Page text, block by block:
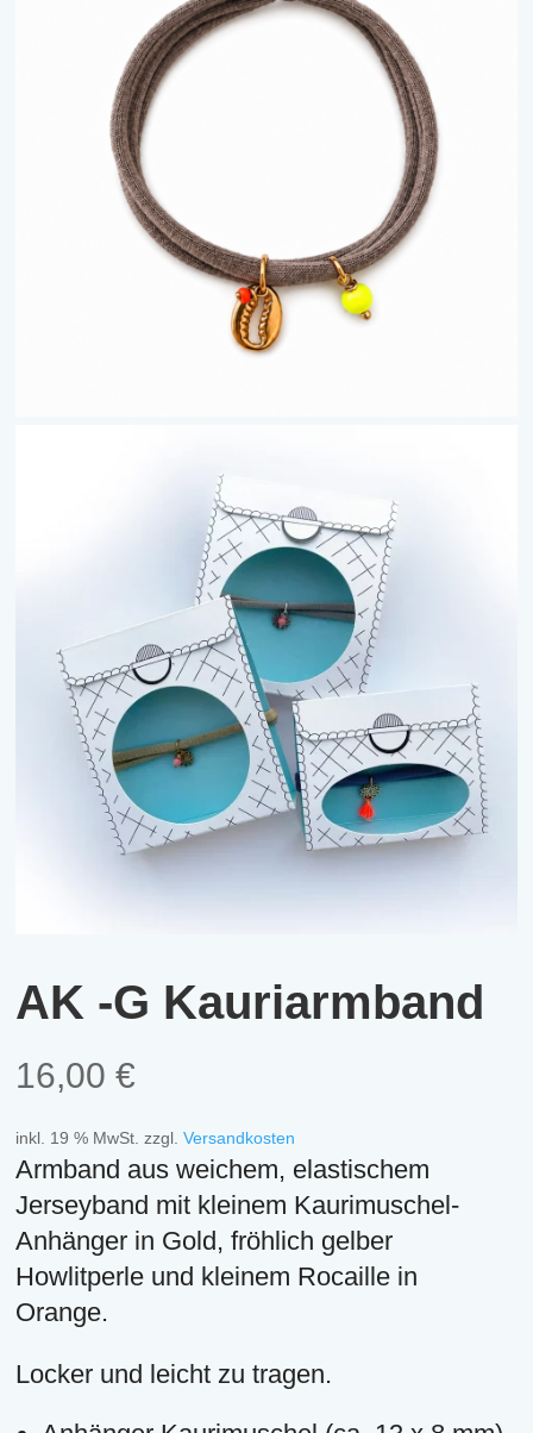
AK -G Kauriarmband
16,00€
inkl. 19 % MwSt. zzgl.Versandkosten
Armband aus weichem, elastischem
Jerseyband mit kleinem Kaurimuschel-
Anhänger in Gold, fröhlich gelber
Howlitperle und kleinem Rocaille in
Orange.
Locker und leicht zu tragen.